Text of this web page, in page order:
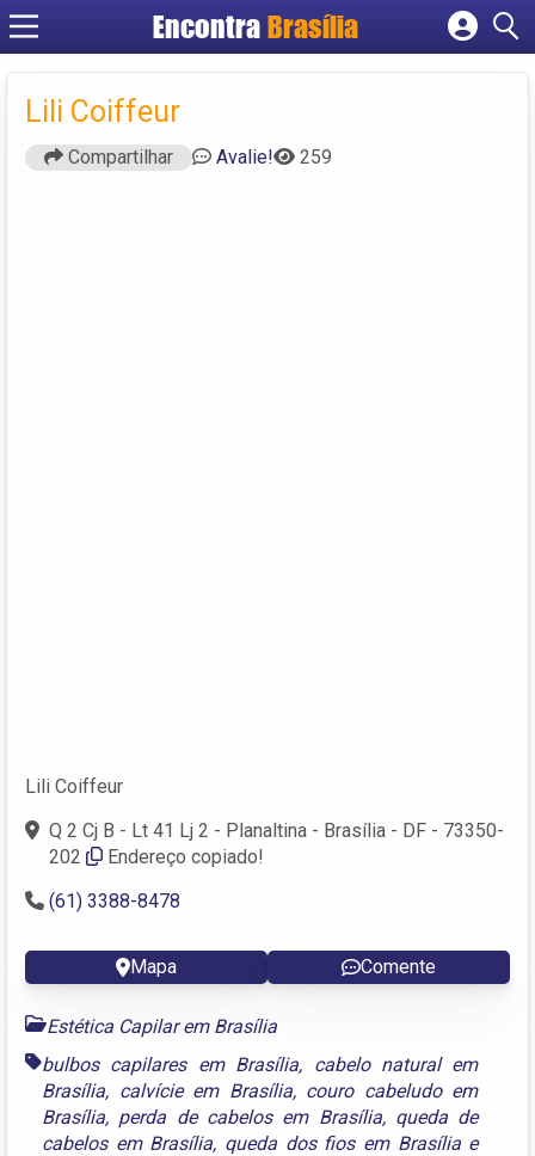
EncontraBrasília
Cadastrar empresa
Lili Coiffeur
Compartilhar Avalie! 259
Lili Coiffeur
Q 2 Cj B - Lt 41 Lj 2 - Planaltina - Brasília - DF - 73350-
202
Endereço copiado!
(61) 3388-8478
Mapa Comente
Estética Capilar em Brasília
bulbos capilares em Brasília, cabelo natural em
Brasília, calvície em Brasília, couro cabeludo em
Brasília, perda de cabelos em Brasília, queda de
cabelos em Brasília, queda dos fios em Brasíliae